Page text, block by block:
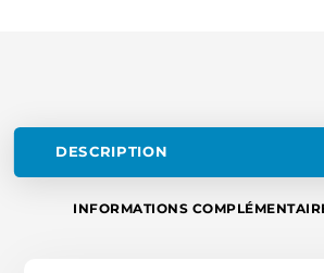
DESCRIPTION
INFORMATIONS